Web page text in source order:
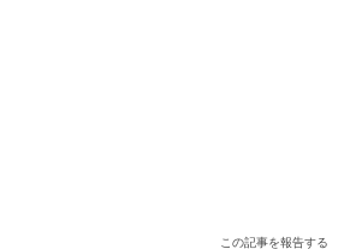
この記事を報告する